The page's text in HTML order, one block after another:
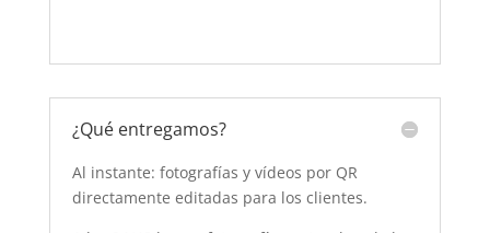
¿Qué entregamos?
Al instante: fotografías y vídeos por QR
directamente editadas para los clientes.